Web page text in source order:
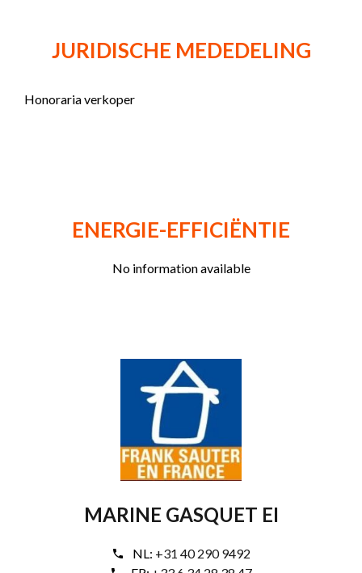
JURIDISCHE MEDEDELING
Honoraria verkoper
ENERGIE-EFFICIËNTIE
No information available
MARINE GASQUET EI
NL: +31 40 290 9492